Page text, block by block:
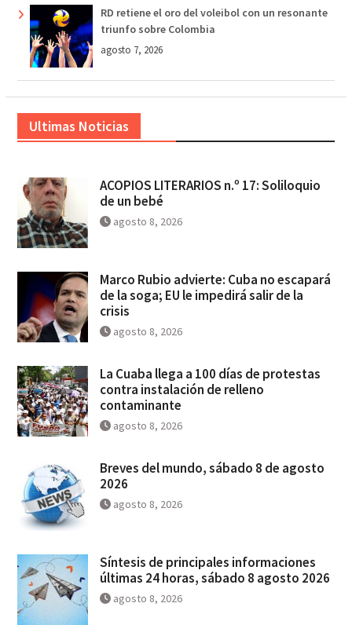
RD retiene el oro del voleibol con un resonante
triunfo sobre Colombia
agosto 7, 2026
Ultimas Noticias
ACOPIOS LITERARIOS n.º 17: Soliloquio
de un bebé
agosto 8, 2026
Marco Rubio advierte: Cuba no escapará
de la soga; EU le impedirá salir de la
crisis
agosto 8, 2026
La Cuaba llega a 100 días de protestas
contra instalación de relleno
contaminante
agosto 8, 2026
Breves del mundo, sábado 8 de agosto
2026
agosto 8, 2026
Síntesis de principales informaciones
últimas 24 horas, sábado 8 agosto 2026
agosto 8, 2026